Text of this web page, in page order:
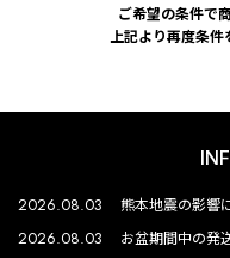
ご希望の条件で
上記より再度条件
2026.08.03 熊本地震の影響
2026.08.03 お盆期間中の発